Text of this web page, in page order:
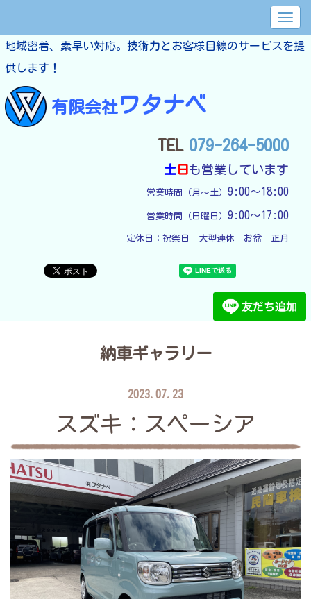
地域密着、素早い対応。技術力とお客様目線のサービスを提
供します！
有限会社ワタナベ
TEL 079-264-5000
土日も営業しています
営業時間（月～土） 9:00～18:00
営業時間（日曜日） 9:00～17:00
定休日： 祝祭日　大型連休　お盆　正月
納車ギャラリー
2023.07.23
スズキ：スペーシア